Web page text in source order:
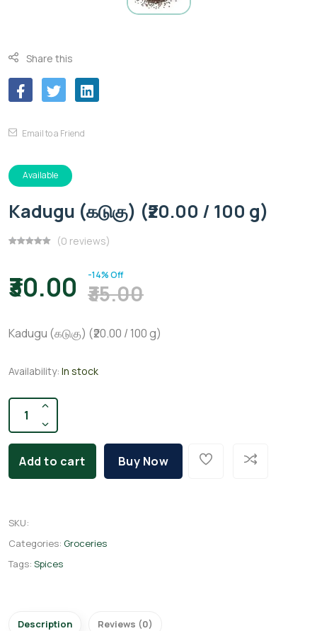
Share this
Email to a Friend
Available
Kadugu (கடுகு) (₹20.00 / 100 g)
(0 reviews)
₹30.00 -14% Off
₹35.00
Kadugu (கடுகு) (₹20.00 / 100 g)
Availability: In stock
Add to cart Buy Now
SKU:
Categories: Groceries
Tags: Spices
Description Reviews (0)